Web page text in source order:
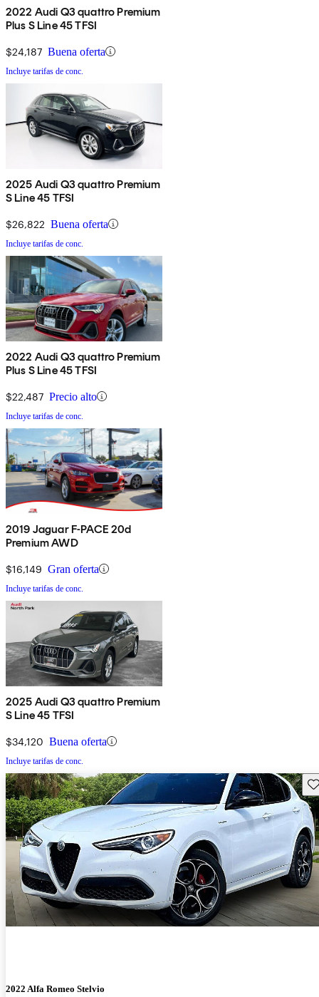
2022 Audi Q3 quattro Premium
Plus S Line 45 TFSI
$24,187 Buena oferta
Incluye tarifas de conc.
2025 Audi Q3 quattro Premium
S Line 45 TFSI
$26,822 Buena oferta
Incluye tarifas de conc.
2022 Audi Q3 quattro Premium
Plus S Line 45 TFSI
$22,487 Precio alto
Incluye tarifas de conc.
2019 Jaguar F-PACE 20d
Premium AWD
$16,149 Gran oferta
Incluye tarifas de conc.
2025 Audi Q3 quattro Premium
S Line 45 TFSI
$34,120 Buena oferta
Incluye tarifas de conc.
2022 Alfa Romeo Stelvio